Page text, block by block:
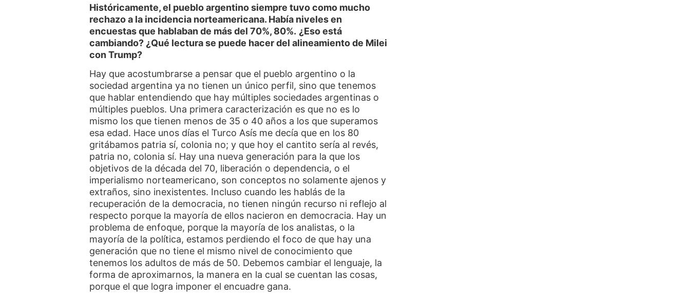
Históricamente, el pueblo argentino siempre tuvo como mucho
rechazo a la incidencia norteamericana. Había niveles en
encuestas que hablaban de más del 70%, 80%. ¿Eso está
cambiando? ¿Qué lectura se puede hacer del alineamiento de Milei
con Trump?
Hay que acostumbrarse a pensar que el pueblo argentino o la
sociedad argentina ya no tienen un único perfil, sino que tenemos
que hablar entendiendo que hay múltiples sociedades argentinas o
múltiples pueblos. Una primera caracterización es que no es lo
mismo los que tienen menos de 35 o 40 años a los que superamos
esa edad. Hace unos días el Turco Asís me decía que en los 80
gritábamos patria sí, colonia no; y que hoy el cantito sería al revés,
patria no, colonia sí. Hay una nueva generación para la que los
objetivos de la década del 70, liberación o dependencia, o el
imperialismo norteamericano, son conceptos no solamente ajenos y
extraños, sino inexistentes. Incluso cuando les hablás de la
recuperación de la democracia, no tienen ningún recurso ni reflejo al
respecto porque la mayoría de ellos nacieron en democracia. Hay un
problema de enfoque, porque la mayoría de los analistas, o la
mayoría de la política, estamos perdiendo el foco de que hay una
generación que no tiene el mismo nivel de conocimiento que
tenemos los adultos de más de 50. Debemos cambiar el lenguaje, la
forma de aproximarnos, la manera en la cual se cuentan las cosas,
porque el que logra imponer el encuadre gana.